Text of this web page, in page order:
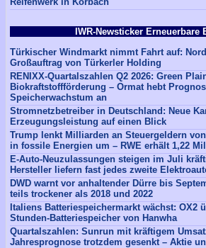
IWR-Newsticker Erneuerbare
Türkischer Windmarkt nimmt Fahrt auf:
Großauftrag von Türkerler Holding
RENIXX-Quartalszahlen Q2 2026: Green
Biokraftstoffförderung – Ormat hebt
Speicherwachstum an
Stromnetzbetreiber in Deutschland: Neue
Erzeugungsleistung auf einen Blick
Trump lenkt Milliarden an Steuergeldern
in fossile Energien um – RWE erhält 1,22
E-Auto-Neuzulassungen steigen im Juli
Hersteller liefern fast jedes zweite
DWD warnt vor anhaltender Dürre bis
teils trockener als 2018 und 2022
Italiens Batteriespeichermarkt wächst: OX2
Stunden-Batteriespeicher von Hanwha
Quartalszahlen: Sunrun mit kräftigem
Jahresprognose trotzdem gesenkt – Aktie